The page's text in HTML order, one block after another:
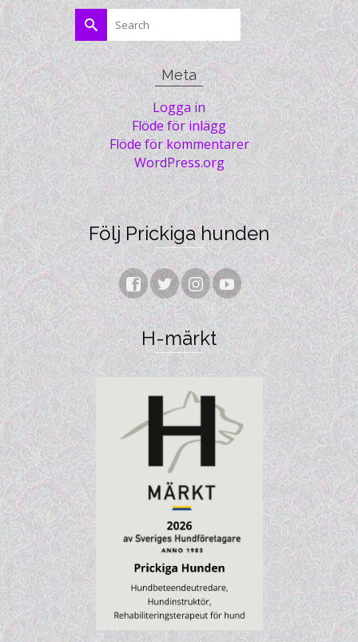
Search
for:
Meta
Logga in
Flöde för inlägg
Flöde för kommentarer
WordPress.org
Följ Prickiga hunden
H-märkt